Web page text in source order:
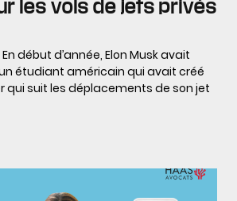
les vols de jets privés
début d’année, Elon Musk avait
étudiant américain qui avait créé
qui suit les déplacements de son jet